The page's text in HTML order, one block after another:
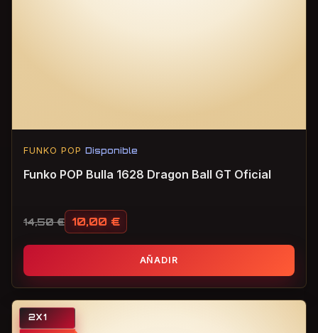
FUNKO POP Disponible
Funko POP Bulla 1628 Dragon Ball GT Oficial
14,50€
El precio original era: 14,50 €.
10,00 €
El precio actual es: 10,00 €.
AÑADIR
2X1